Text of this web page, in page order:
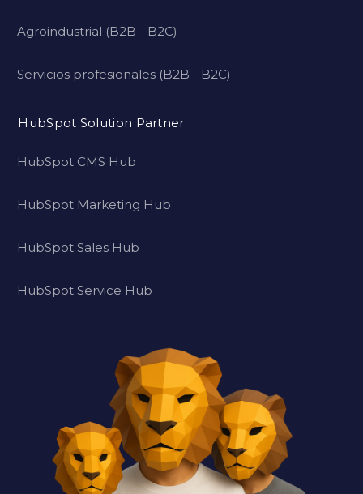
Agroindustrial (B2B - B2C)
Servicios profesionales (B2B - B2C)
HubSpot Solution Partner
HubSpot CMS Hub
HubSpot Marketing Hub
HubSpot Sales Hub
HubSpot Service Hub